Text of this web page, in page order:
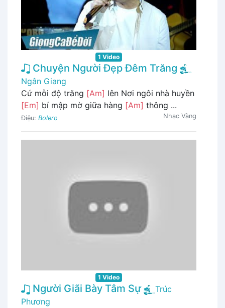
1 Video
Chuyện Người Đẹp Đêm Trăng
Ngân Giang
Cứ mỗi độ trăng [Am] lên Nơi ngôi nhà huyền
[Em] bí mập mờ giữa hàng [Am] thông ...
Điệu: Bolero Nhạc Vàng
1 Video
Người Giãi Bày Tâm Sự
Trúc
Phương